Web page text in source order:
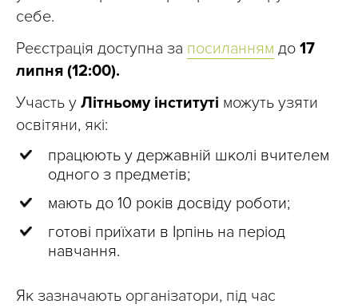
себе.
Реєстрація доступна за посиланням до 17
липня (12:00).
Участь у Літньому інституті можуть узяти
освітяни, які:
працюють у державній школі вчителем
одного з предметів;
мають до 10 років досвіду роботи;
готові приїхати в Ірпінь на період
навчання.
Як зазначають організатори, під час